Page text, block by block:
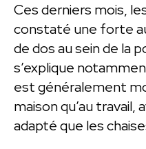
Ces derniers mois,
constaté une forte
de dos au sein de la
s’explique
est généralement
maison qu’au travail,
adapté que les